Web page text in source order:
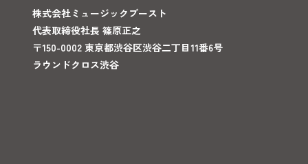
株式会社ミュージックブースト
代表取締役社長 篠原正之
〒150-0002 東京都渋谷区渋谷二丁目11番6号
ラウンドクロス渋谷